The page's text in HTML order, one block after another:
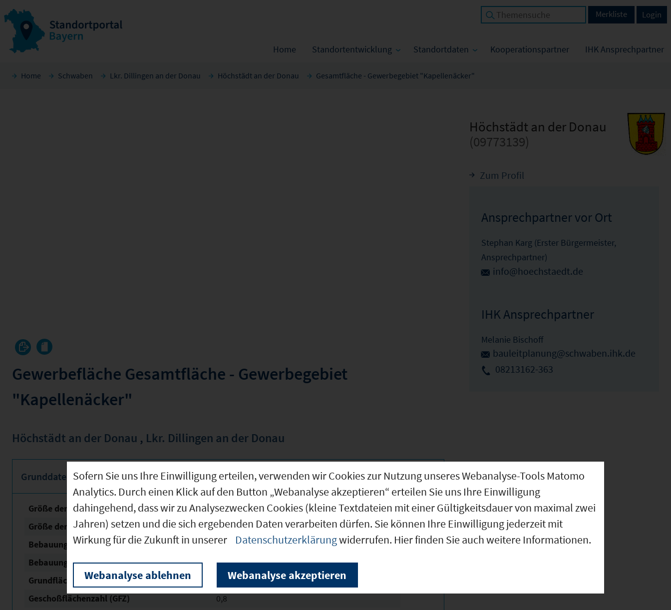
Home Standortentwicklung Standortdaten Kooperationspartner IHK Ansprechpartner
Login
Merkliste
Home Schwaben Lkr. Dillingen an der Donau Höchstädt an der Donau Gesamtfläche - Gewerbegebiet "Kapellenäcker"
Gewerbefläche Gesamtfläche - Gewerbegebiet
"Kapellenäcker"
Höchstädt an der Donau , Lkr. Dillingen an der Donau
Grunddaten
Größe der unbebauten Fläche
35.000 m²
Größe der Fläche mit Baurecht
28.000 m²
Bebauungsplan Nr. / Name
Kapellenäcker, Deisenhofen
Bebauungsplan Status
in Aufstellung
Grundflächen­zahl (GRZ)
Geschoßflächen­zahl (GFZ)
0,8
Höchstädt an der Donau
(09773139)
Zum Profil
Ansprechpartner vor Ort
Stephan Karg (Erster Bürgermeister,
Ansprechpartner)
info@hoechstaedt.de
IHK Ansprechpartner
Melanie Bischoff
bauleitplanung@schwaben.ihk.de
08213162-363
Sofern Sie uns Ihre Einwilligung erteilen, verwenden wir Cookies zur Nutzung unseres Webanalyse-Tools Matomo
Analytics. Durch einen Klick auf den Button „Webanalyse akzeptieren“ erteilen Sie uns Ihre Einwilligung
dahingehend, dass wir zu Analysezwecken Cookies (kleine Textdateien mit einer Gültigkeitsdauer von maximal zwei
Jahren) setzen und die sich ergebenden Daten verarbeiten dürfen. Sie können Ihre Einwilligung jederzeit mit
Wirkung für die Zukunft in unserer
Datenschutzerklärungwiderrufen. Hier finden Sie auch weitere Informationen.
Webanalyse ablehnen Webanalyse akzeptieren